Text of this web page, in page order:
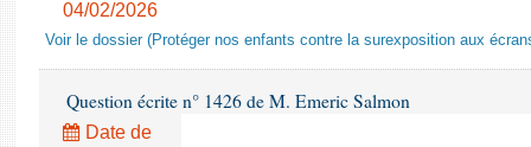
04/02/2026
Voir le dossier (Protéger nos enfants contre la surexposition aux
Question écrite n° 1426 de M. Emeric Salmon
Date de